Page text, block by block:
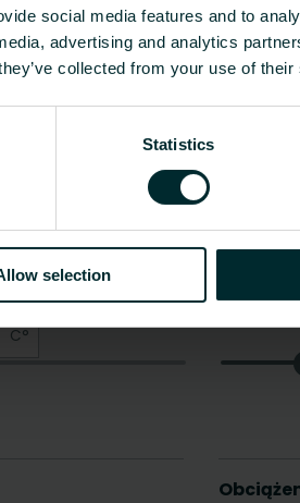
social media features and to
advertising and analytics
collected from your use of
Statistics
selection